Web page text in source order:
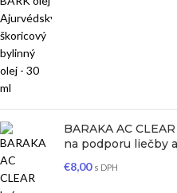
BARAKA AC
na podporu liečby
€8,00 s DPH